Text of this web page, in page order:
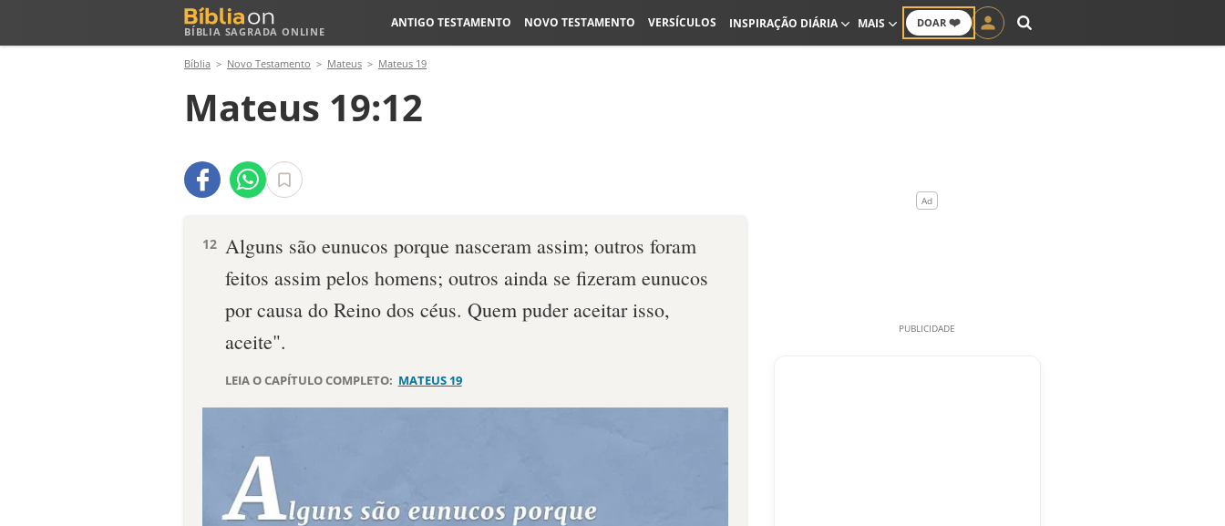
BÍBLIA SAGRADA ONLINE
DOAR ❤️
ANTIGO TESTAMENTO NOVO TESTAMENTO VERSÍCULOS INSPIRAÇÃO DIÁRIA MAIS
Bíblia Novo Testamento Mateus Mateus 19
Mateus 19:12
12 Alguns são eunucos porque nasceram assim; outros foram
feitos assim pelos homens; outros ainda se fizeram eunucos
por causa do Reino dos céus. Quem puder aceitar isso,
aceite".
LEIA O CAPÍTULO COMPLETO: MATEUS 19